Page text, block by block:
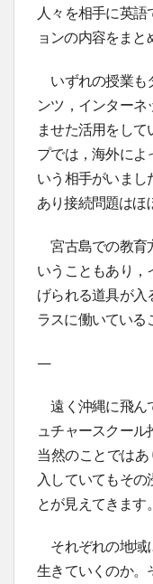
人々を相手に英
ョンの内容をまと
いずれの授業も
ンツ，インター
ませた活用をし
プでは，海外によ
いう相手がいま
あり接続問題はほ
宮古島での教育
いうこともあり
げられる道具が
ラスに働いている
—
遠く沖縄に飛ん
ュチャースクール
当然のことでは
入していてもそ
とが見えてきます。
それぞれの地域
生きていくのか。